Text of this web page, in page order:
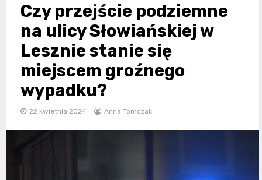
Czy przejście podziemne
na ulicy Słowiańskiej w
Lesznie stanie się
miejscem groźnego
wypadku?
22 kwietnia 2024 Anna Tomczak